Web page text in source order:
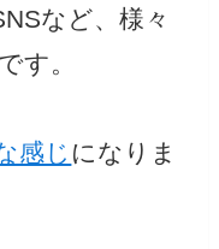
など、様々
す。
感じ になりま